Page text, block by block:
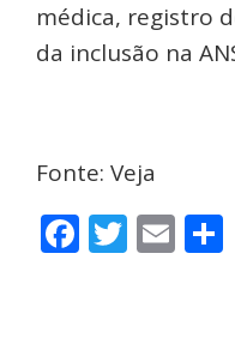
médica, registro
da inclusão na
Fonte: Veja
Facebook